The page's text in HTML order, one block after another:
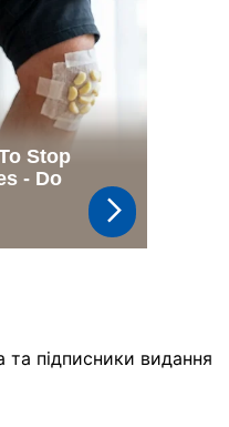
та підписники видання